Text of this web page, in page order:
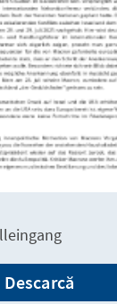
Descarcă